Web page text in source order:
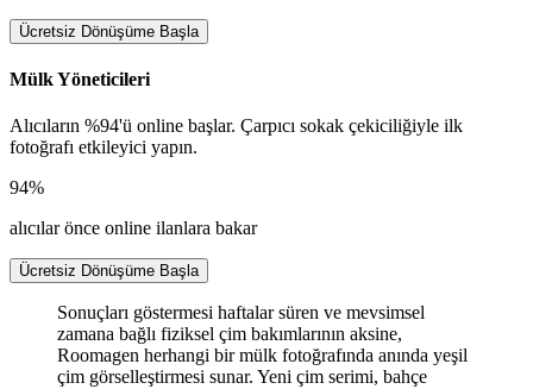
Ücretsiz Dönüşüme Başla
Mülk Yöneticileri
Alıcıların %94'ü online başlar. Çarpıcı sokak çekiciliğiyle ilk
fotoğrafı etkileyici yapın.
94%
alıcılar önce online ilanlara bakar
Ücretsiz Dönüşüme Başla
Sonuçları göstermesi haftalar süren ve mevsimsel
zamana bağlı fiziksel çim bakımlarının aksine,
Roomagen herhangi bir mülk fotoğrafında anında yeşil
çim görselleştirmesi sunar. Yeni çim serimi, bahçe